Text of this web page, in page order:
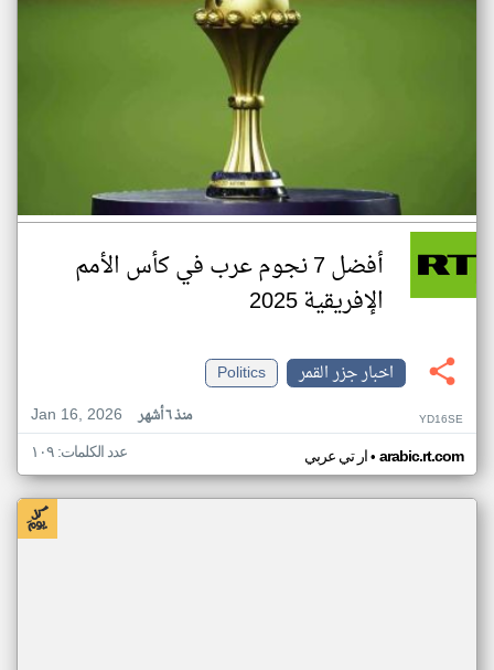
أفضل 7 نجوم عرب في كأس الأمم
الإفريقية 2025
اخبار جزر القمر
Politics
Jan 16, 2026
منذ ٦ أشهر YD16SE
ار تي عربي• arabic.rt.com عدد الكلمات: ١٠٩